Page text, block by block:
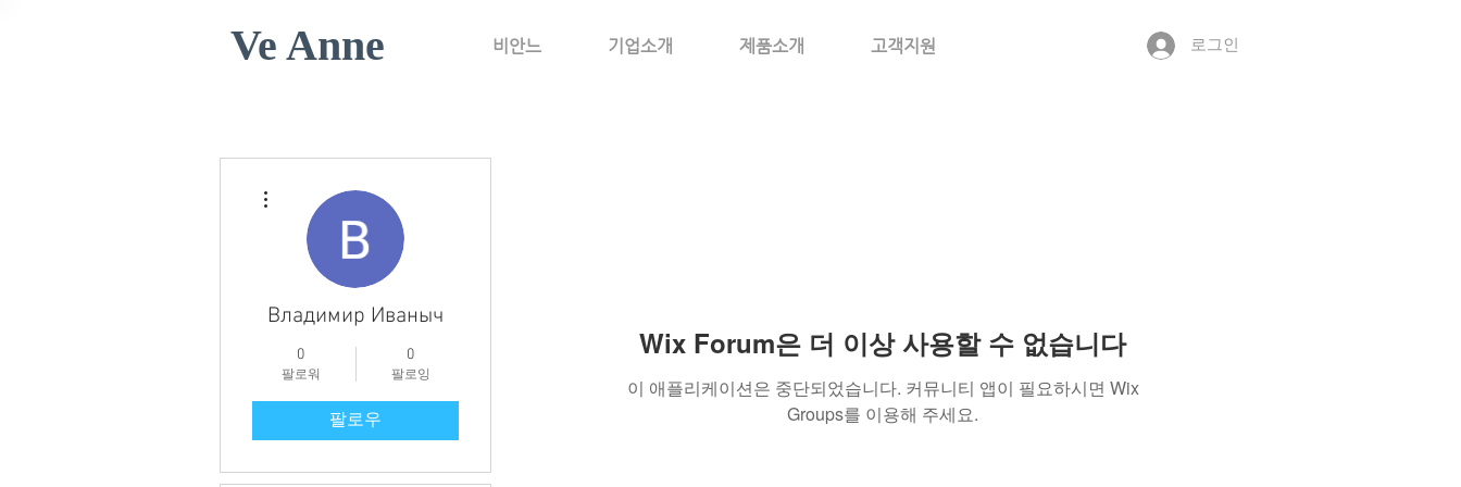
Ve Anne 비안느 기업소개 제품소개 고객지원 로그인
Wix Forum은 더 이상 사용할 수 없습니다
이 애플리케이션은 중단되었습니다. 커뮤니티 앱이 필요하시면 Wix
Groups를 이용해 주세요.
Владимир Иваныч
0
팔로워
0
팔로잉
팔로우